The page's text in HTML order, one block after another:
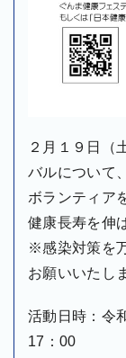
２月１９日（
バルについて
ボランティア
健康長寿を伸
※感染対策を
お願いいたし
活動日時：
17：00